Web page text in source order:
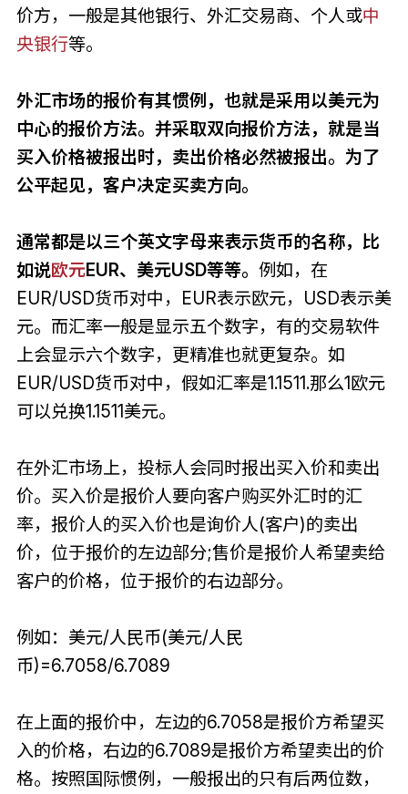
价方，一般是其他银行、外汇交易商、个人或中
央银行等。
外汇市场的报价有其惯例，也就是采用以美元为
中心的报价方法。并采取双向报价方法，就是当
买入价格被报出时，卖出价格必然被报出。为了
公平起见，客户决定买卖方向。
通常都是以三个英文字母来表示货币的名称，比
如说欧元EUR、美元USD等等。 例如，在
EUR/USD货币对中，EUR表示欧元，USD表示美
元。而汇率一般是显示五个数字，有的交易软件
上会显示六个数字，更精准也就更复杂。如
EUR/USD货币对中，假如汇率是1.1511.那么1欧元
可以兑换1.1511美元。
在外汇市场上，投标人会同时报出买入价和卖出
价。买入价是报价人要向客户购买外汇时的汇
率，报价人的买入价也是询价人(客户)的卖出
价，位于报价的左边部分;售价是报价人希望卖给
客户的价格，位于报价的右边部分。
例如：美元/人民币(美元/人民
币)=6.7058/6.7089
在上面的报价中，左边的6.7058是报价方希望买
入的价格，右边的6.7089是报价方希望卖出的价
格。按照国际惯例，一般报出的只有后两位数，